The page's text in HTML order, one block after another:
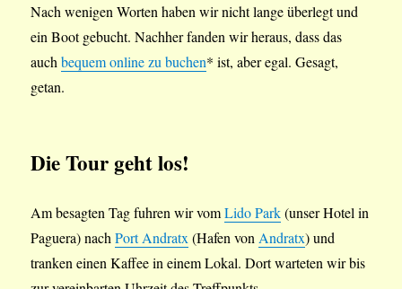
Nach wenigen Worten haben wir nicht lange überlegt und
ein Boot gebucht. Nachher fanden wir heraus, dass das
auchbequem online zu buchen* ist, aber egal. Gesagt,
getan.
Die Tour geht los!
Am besagten Tag fuhren wir vomLido Park(unser Hotel in
Paguera) nachPort Andratx(Hafen vonAndratx) und
tranken einen Kaffee in einem Lokal. Dort warteten wir bis